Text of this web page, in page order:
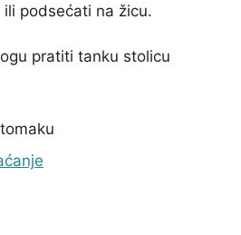
podsećati na žicu.
pratiti tanku stolicu